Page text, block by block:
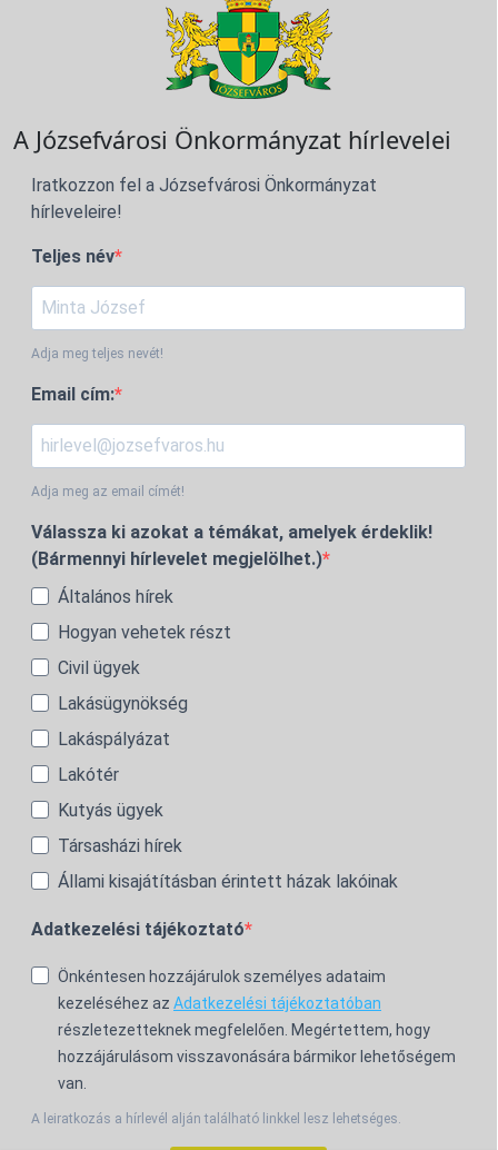
A Józsefvárosi Önkormányzat hírlevelei
Iratkozzon fel a Józsefvárosi Önkormányzat
hírleveleire!
Teljes név
Adja meg teljes nevét!
Email cím:
Adja meg az email címét!
Válassza ki azokat a témákat, amelyek érdeklik!
(Bármennyi hírlevelet megjelölhet.)
Általános hírek
Hogyan vehetek részt
Civil ügyek
Lakásügynökség
Lakáspályázat
Lakótér
Kutyás ügyek
Társasházi hírek
Állami kisajátításban érintett házak lakóinak
Adatkezelési tájékoztató
Önkéntesen hozzájárulok személyes adataim
kezeléséhez az Adatkezelési tájékoztatóban
részletezetteknek megfelelően. Megértettem, hogy
hozzájárulásom visszavonására bármikor lehetőségem
van.
A leiratkozás a hírlevél alján található linkkel lesz lehetséges.